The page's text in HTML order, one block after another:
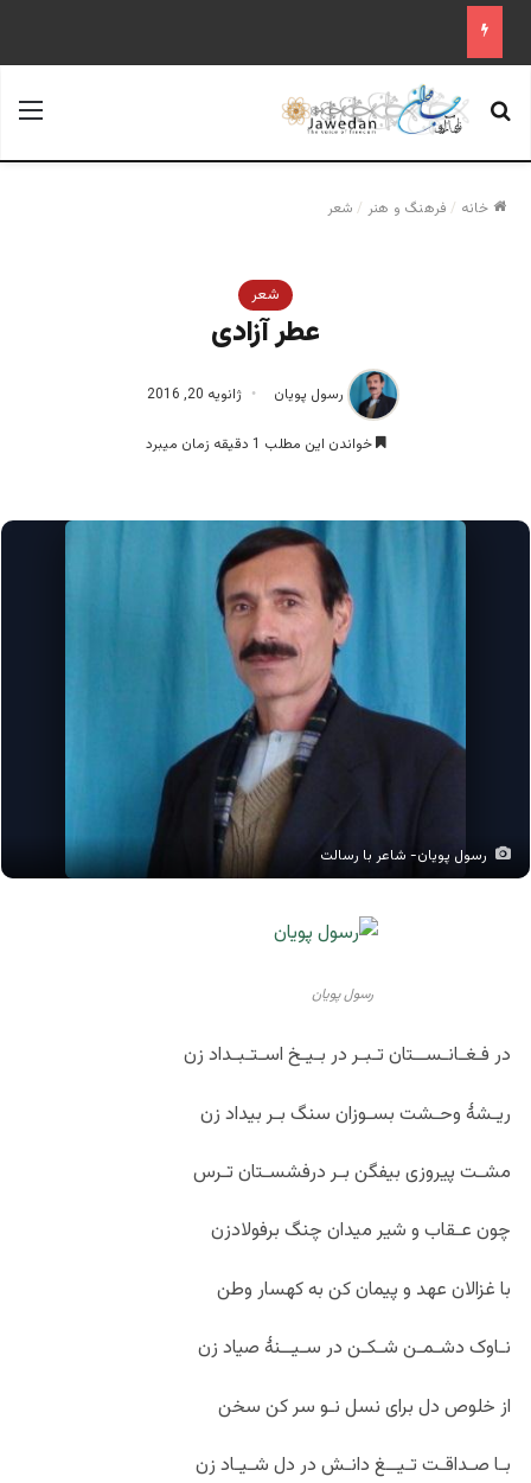
جستجو برای
خانه / فرهنگ و هنر / شعر
شعر
عطر آزادی
رسول پویان ژانویه 20, 2016
خواندن این مطلب 1 دقیقه زمان میبرد
رسول پویان- شاعر با رسالت
رسول پویان
در فـغـانـســتان تـبـر در بـیـخ اسـتـبـداد زن
ریـشۀ وحـشت بسـوزان سنگ بـر بیداد زن
مشـت پیروزی بیفگن بـر درفشسـتان تـرس
چون عـقاب و شیر میدان چنگ برفولادزن
با غزالان عهد و پیمان کن به کهسار وطن
نـاوک دشـمـن شـکـن در سـیــنۀ صیاد زن
از خلوص دل برای نسل نـو سر کن سخن
بـا صـداقـت تـیــغ دانـش در دل شـیـاد زن